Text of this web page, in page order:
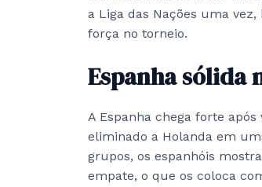
a Liga das Nações uma
força no torneio.
Espanha sólida
A Espanha chega forte
eliminado a Holanda em
grupos, os espanhóis
empate, o que os coloca